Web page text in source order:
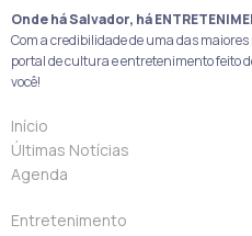
Onde há Salvador, há
Com a credibilidade de uma das
portal de cultura e entretenimento feito
você!
Início
Últimas Notícias
Agenda
Entretenimento